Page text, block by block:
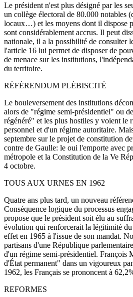
Le président n'est plus désigné par les
un collège électoral de 80.000 notables
locaux…) et les moyens dont il dispose
sont considérablement accrus. Il peut
nationale, il a la possibilité de consulter
l'article 16 lui permet de disposer de
de menace sur les institutions,
du territoire.
RÉFÉRENDUM PLÉBISCITÉ
Le bouleversement des institutions
alors de "régime semi-présidentiel" ou
régénéré" et les plus hostiles y voient le
personnel et d'un régime autoritaire.
septembre sur le projet de constitution
contre de Gaulle: le oui l'emporte avec
métropole et la Constitution de la Ve
4 octobre.
TOUS AUX URNES EN 1962
Quatre ans plus tard, un nouveau
Conséquence logique du processus
propose que le président soit élu au
évolution qui renforcerait la légitimité
effet en 1965 à l'issue de son mandat.
partisans d'une République
d'un régime semi-présidentiel. François
d'État permanent" dans un vigoureux
1962, les Français se prononcent à
REFORMES